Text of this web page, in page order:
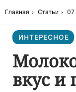
Главная Статьи 07
ИНТЕРЕСНОЕ
вкус и